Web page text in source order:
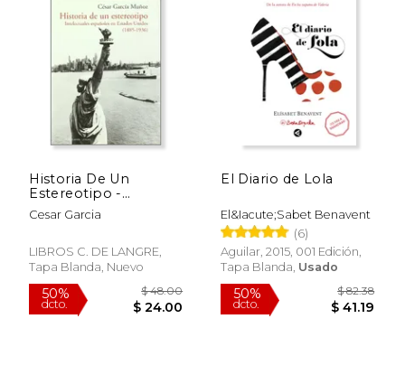
Historia De Un
Estereotipo -
Intelectuales
Españoles En Estados
Muñoz, Cesar
Cesar Garcia
LIBROS C. DE LANGRE,
Tapa Blanda, Nuevo
El Diario de Lola
El&Iacute;Sabet Benavent
(6)
Aguilar, 2015, 001 Edición,
Tapa Blanda, Usado